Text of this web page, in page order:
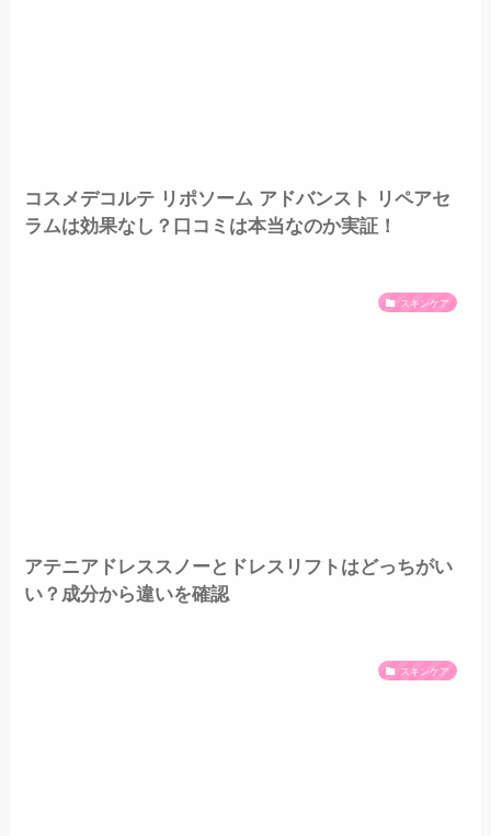
コスメデコルテ リポソーム アドバンスト リペアセ
ラムは効果なし？口コミは本当なのか実証！
スキンケア
アテニアドレススノーとドレスリフトはどっちがい
い？成分から違いを確認
スキンケア